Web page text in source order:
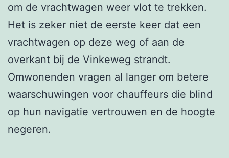
om de vrachtwagen weer vlot te trekken.
Het is zeker niet de eerste keer dat een
vrachtwagen op deze weg of aan de
overkant bij de Vinkeweg strandt.
Omwonenden vragen al langer om betere
waarschuwingen voor chauffeurs die blind
op hun navigatie vertrouwen en de hoogte
negeren.